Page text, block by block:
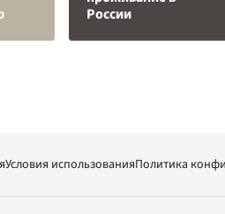
России
Условия использованияПолитика